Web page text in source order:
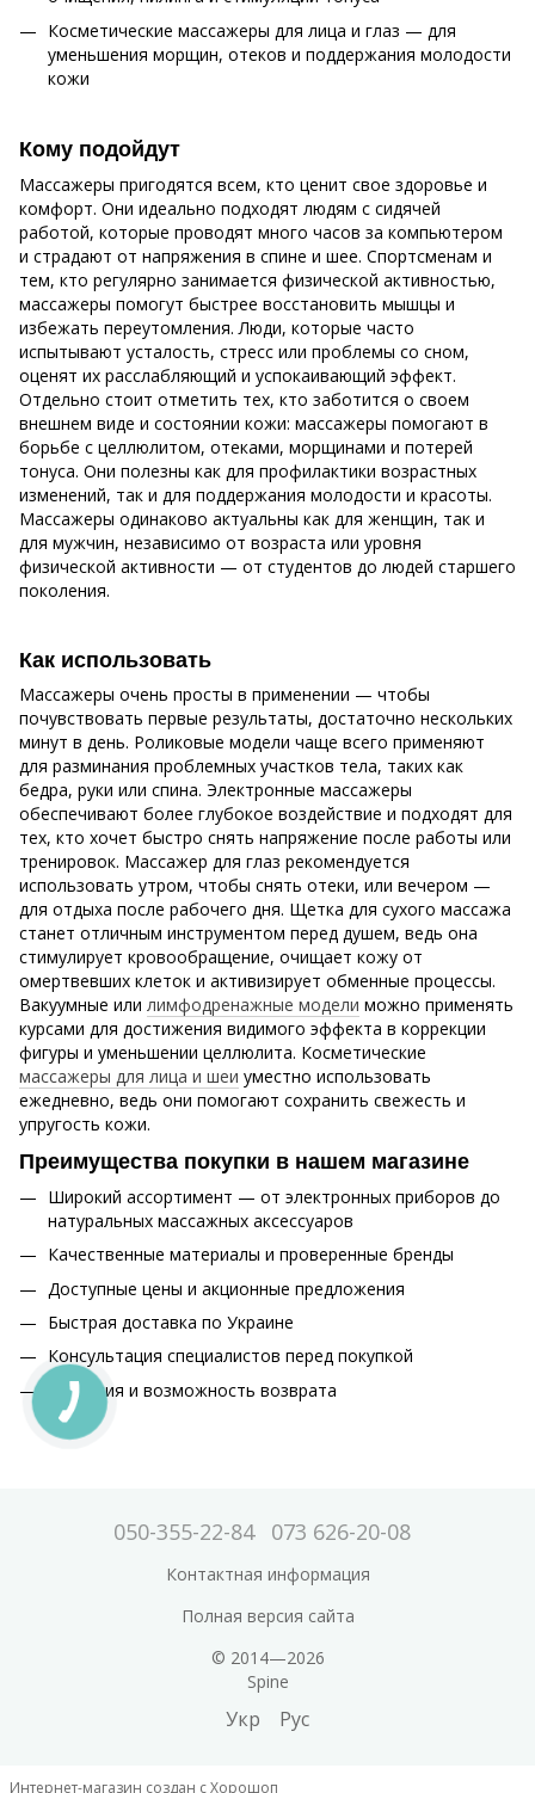
Косметические массажеры для лица и глаз — для
уменьшения морщин, отеков и поддержания молодости
кожи
Кому подойдут
Массажеры пригодятся всем, кто ценит свое здоровье и
комфорт. Они идеально подходят людям с сидячей
работой, которые проводят много часов за компьютером
и страдают от напряжения в спине и шее. Спортсменам и
тем, кто регулярно занимается физической активностью,
массажеры помогут быстрее восстановить мышцы и
избежать переутомления. Люди, которые часто
испытывают усталость, стресс или проблемы со сном,
оценят их расслабляющий и успокаивающий эффект.
Отдельно стоит отметить тех, кто заботится о своем
внешнем виде и состоянии кожи: массажеры помогают в
борьбе с целлюлитом, отеками, морщинами и потерей
тонуса. Они полезны как для профилактики возрастных
изменений, так и для поддержания молодости и красоты.
Массажеры одинаково актуальны как для женщин, так и
для мужчин, независимо от возраста или уровня
физической активности — от студентов до людей старшего
поколения.
Как использовать
Массажеры очень просты в применении — чтобы
почувствовать первые результаты, достаточно нескольких
минут в день. Роликовые модели чаще всего применяют
для разминания проблемных участков тела, таких как
бедра, руки или спина. Электронные массажеры
обеспечивают более глубокое воздействие и подходят для
тех, кто хочет быстро снять напряжение после работы или
тренировок. Массажер для глаз рекомендуется
использовать утром, чтобы снять отеки, или вечером —
для отдыха после рабочего дня. Щетка для сухого массажа
станет отличным инструментом перед душем, ведь она
стимулирует кровообращение, очищает кожу от
омертвевших клеток и активизирует обменные процессы.
Вакуумные или лимфодренажные модели можно применять
курсами для достижения видимого эффекта в коррекции
фигуры и уменьшении целлюлита. Косметические
массажеры для лица и шеи уместно использовать
ежедневно, ведь они помогают сохранить свежесть и
упругость кожи.
Преимущества покупки в нашем магазине
Широкий ассортимент — от электронных приборов до
натуральных массажных аксессуаров
Качественные материалы и проверенные бренды
Доступные цены и акционные предложения
Быстрая доставка по Украине
Консультация специалистов перед покупкой
Гарантия и возможность возврата
050-355-22-84 073 626-20-08
Контактная информация
Полная версия сайта
© 2014—2026
Spine
Укр Рус
Интернет-магазин создан с Хорошоп